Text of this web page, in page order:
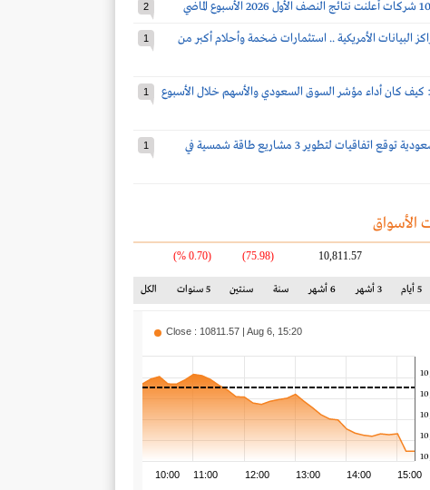
2
البيانات الأمريكية .. استثمارات ضخمة وأحلام أكبر من
1
كيف كان أداء مؤشر السوق السعودي والأسهم خلال الأسبوع
1
شركة سعودية توقع اتفاقيات لتطوير 3 مشاريع طاقة شمسية في
1
الأسواق
10,811.57
(75.98)
(0.70 %)
5 أيام 3 أشهر 6 أشهر سنة سنتين 5 سنوات الكل
10:00 11:00 12:00 13:00 14:00 15:00
Close : 10811.57 | Aug 6, 15:20